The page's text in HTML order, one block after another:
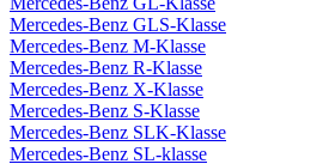
Mercedes-Benz GLS-Klasse
Mercedes-Benz M-Klasse
Mercedes-Benz R-Klasse
Mercedes-Benz X-Klasse
Mercedes-Benz S-Klasse
Mercedes-Benz SLK-Klasse
Mercedes-Benz SL-klasse